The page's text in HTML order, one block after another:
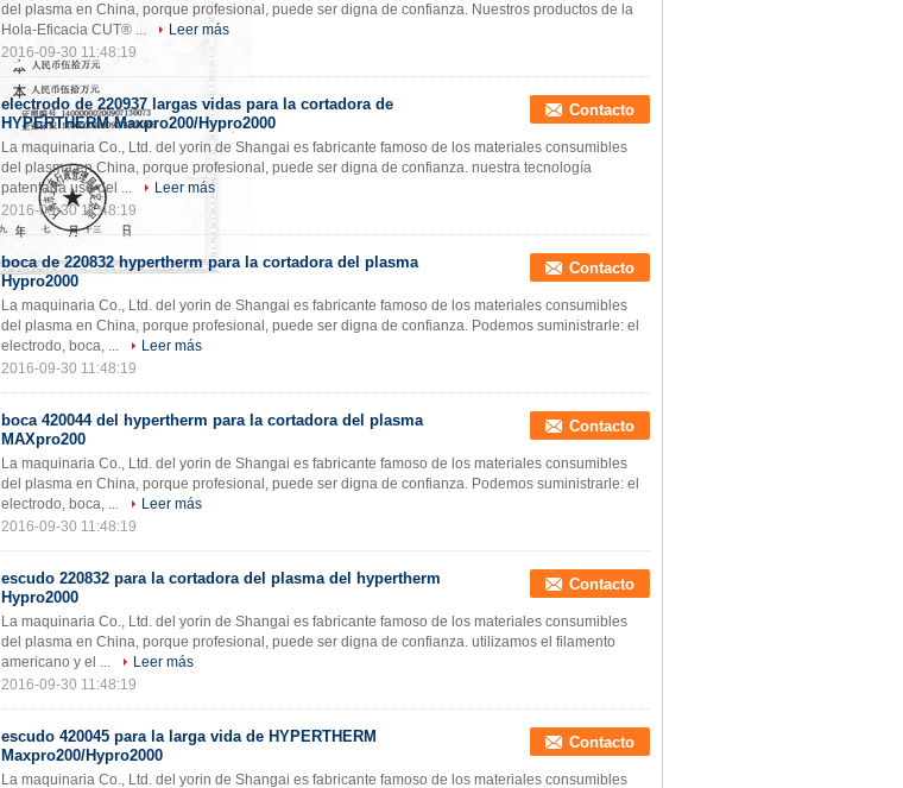
del plasma en China, porque profesional, puede ser digna de confianza. Nuestros productos de la
Hola-Eficacia CUT® ...
Leer más
2016-09-30 11:48:19
electrodo de 220937 largas vidas para la cortadora de
HYPERTHERM Maxpro200/Hypro2000
Contacto
La maquinaria Co., Ltd. del yorin de Shangai es fabricante famoso de los materiales consumibles
del plasma en China, porque profesional, puede ser digna de confianza. nuestra tecnología
patentada uso del ...
Leer más
2016-09-30 11:48:19
boca de 220832 hypertherm para la cortadora del plasma
Hypro2000
Contacto
La maquinaria Co., Ltd. del yorin de Shangai es fabricante famoso de los materiales consumibles
del plasma en China, porque profesional, puede ser digna de confianza. Podemos suministrarle: el
electrodo, boca, ...
Leer más
2016-09-30 11:48:19
boca 420044 del hypertherm para la cortadora del plasma
MAXpro200
Contacto
La maquinaria Co., Ltd. del yorin de Shangai es fabricante famoso de los materiales consumibles
del plasma en China, porque profesional, puede ser digna de confianza. Podemos suministrarle: el
electrodo, boca, ...
Leer más
2016-09-30 11:48:19
escudo 220832 para la cortadora del plasma del hypertherm
Hypro2000
Contacto
La maquinaria Co., Ltd. del yorin de Shangai es fabricante famoso de los materiales consumibles
del plasma en China, porque profesional, puede ser digna de confianza. utilizamos el filamento
americano y el ...
Leer más
2016-09-30 11:48:19
escudo 420045 para la larga vida de HYPERTHERM
Maxpro200/Hypro2000
Contacto
La maquinaria Co., Ltd. del yorin de Shangai es fabricante famoso de los materiales consumibles